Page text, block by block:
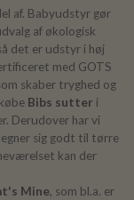
af. Babyudstyr gør
af økologisk
det er udstyr i høj
med GOTS
skaber tryghed og
Bibs sutter i
Derudover har vi
egner sig godt til tørre
kan der
Mine, som bl.a. er